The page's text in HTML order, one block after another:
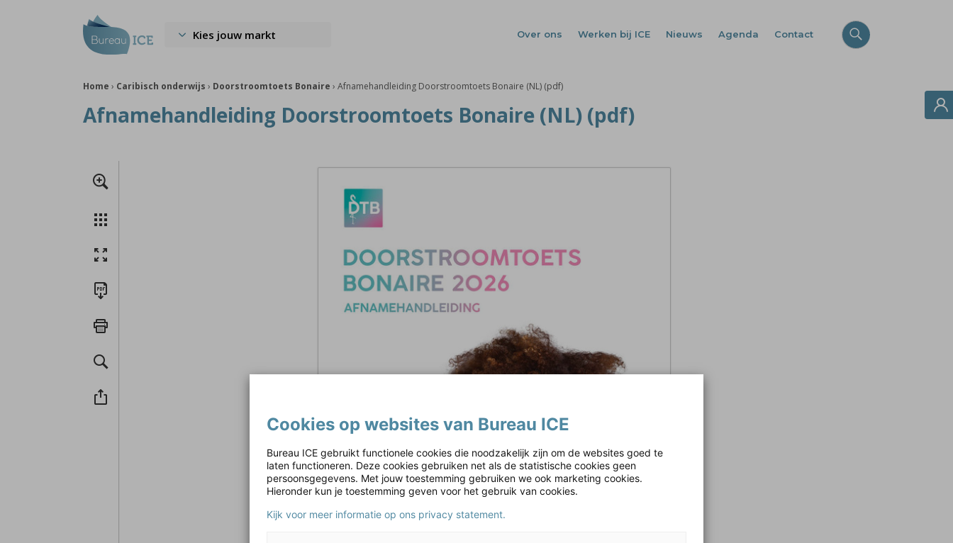
Kies jouw markt Over ons Werken bij ICE Nieuws Agenda Contact
Home › Caribisch onderwijs › Doorstroomtoets Bonaire › Afnamehandleiding Doorstroomtoets Bonaire (NL) (pdf)
Afnamehandleiding Doorstroomtoets Bonaire (NL) (pdf)
Cookies op websites van Bureau ICE
Bureau ICE gebruikt functionele cookies die noodzakelijk zijn om de websites goed te
laten functioneren. Deze cookies gebruiken net als de statistische cookies geen
persoonsgegevens. Met jouw toestemming gebruiken we ook marketing cookies.
Hieronder kun je toestemming geven voor het gebruik van cookies.
Kijk voor meer informatie op ons privacy statement.